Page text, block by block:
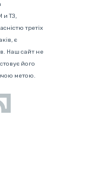
и ТЗ,
третіх
є
Наш сайт не
його
метою.